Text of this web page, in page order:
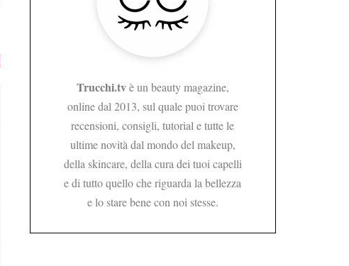
Trucchi.tvè un beauty magazine,
online dal 2013, sul quale puoi trovare
recensioni, consigli, tutorial e tutte le
ultime novità dal mondo del makeup,
della skincare, della cura dei tuoi capelli
e di tutto quello che riguarda la bellezza
e lo stare bene con noi stesse.